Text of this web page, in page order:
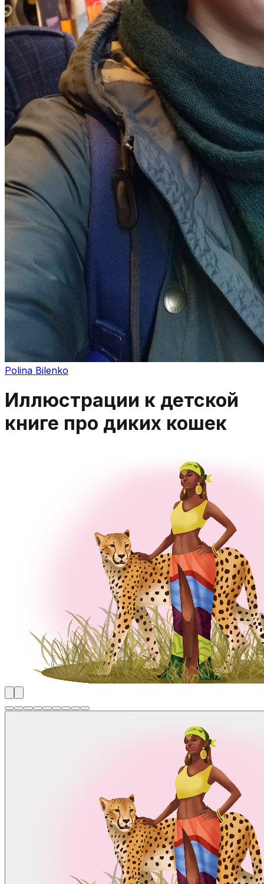
Polina Bilenko
Иллюстрации к детской
книге про диких кошек